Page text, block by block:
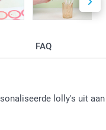
FAQ
lolly's uit aan